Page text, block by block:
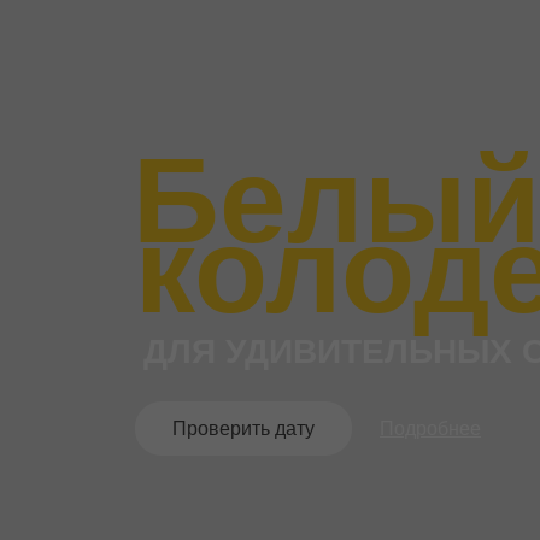
Белый
Проверить дату